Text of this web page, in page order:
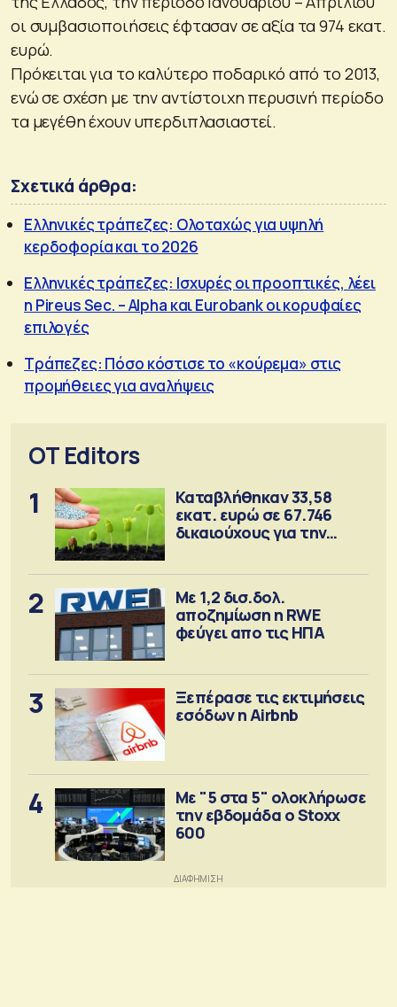
οι συμβασιοποιήσεις έφτασαν σε αξία τα 974 εκατ.
ευρώ.
Πρόκειται για το καλύτερο ποδαρικό από το 2013,
ενώ σε σχέση με την αντίστοιχη περυσινή περίοδο
τα μεγέθη έχουν υπερδιπλασιαστεί.
Σχετικά άρθρα:
Ελληνικές τράπεζες: Ολοταχώς για υψηλή
κερδοφορία και το 2026
Ελληνικές τράπεζες: Ισχυρές οι προοπτικές, λέει
η Pireus Sec. – Alpha και Eurobank οι κορυφαίες
επιλογές
Τράπεζες: Πόσο κόστισε το «κούρεμα» στις
προμήθειες για αναλήψεις
OT Editors
1
Καταβλήθηκαν 33,58
εκατ. ευρώ σε 67.746
δικαιούχους για την
2
Με 1,2 δισ.δολ.
αποζημίωση η RWE
φεύγει απο τις ΗΠΑ
3
Ξεπέρασε τις εκτιμήσεις
εσόδων η Airbnb
4
Με "5 στα 5" ολοκλήρωσε
την εβδομάδα ο Stoxx
600